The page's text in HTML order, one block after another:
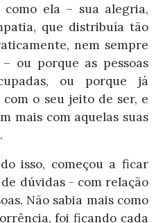
ela – sua alegria,
que distribuía tão
nem sempre
ou porque as pessoas
ou porque já
com o seu jeito de ser, e
mais com aquelas suas
isso, começou a ficar
dúvidas - com relação
Não sabia mais como
foi ficando cada